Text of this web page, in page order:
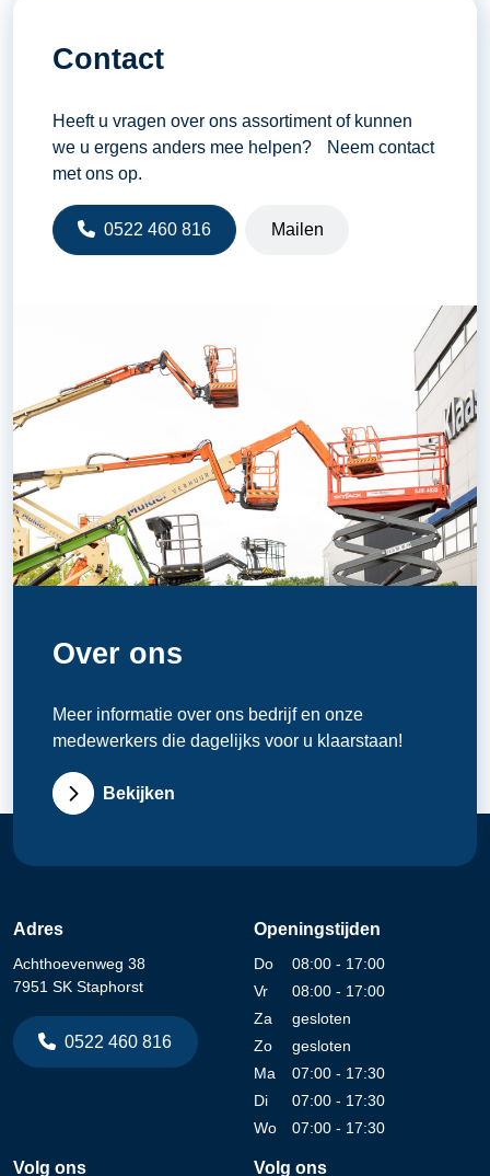
Contact
Heeft u vragen over ons assortiment of kunnen
we u ergens anders mee helpen? Neem contact
met ons op.
0522 460 816 Mailen
Over ons
Meer informatie over ons bedrijf en onze
medewerkers die dagelijks voor u klaarstaan!
Bekijken
Adres
Achthoevenweg 38
7951 SK Staphorst
0522 460 816
Openingstijden
Do
08:00 - 17:00
Vr
08:00 - 17:00
Za
gesloten
Zo
gesloten
Ma
07:00 - 17:30
Di
07:00 - 17:30
Wo
07:00 - 17:30
Volg ons Volg ons